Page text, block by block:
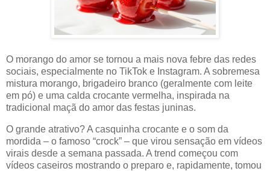
O morango do amor se tornou a mais nova febre das redes
sociais, especialmente no TikTok e Instagram. A sobremesa
mistura morango, brigadeiro branco (geralmente com leite
em pó) e uma calda crocante vermelha, inspirada na
tradicional maçã do amor das festas juninas.
O grande atrativo? A casquinha crocante e o som da
mordida – o famoso “crock” – que virou sensação em vídeos
virais desde a semana passada. A trend começou com
vídeos caseiros mostrando o preparo e, rapidamente, tomou